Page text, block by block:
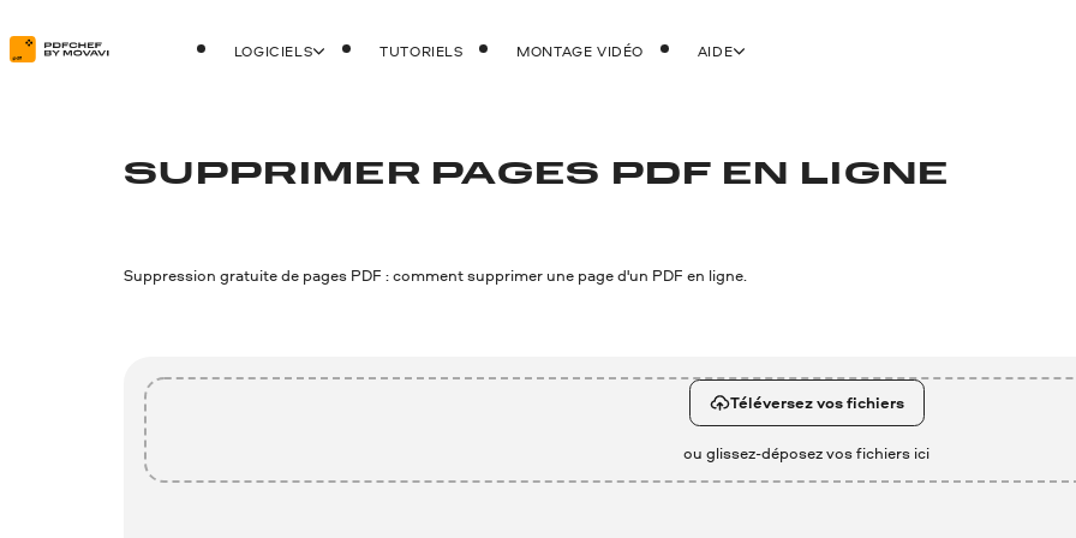
LOGICIELS TUTORIELS MONTAGE VIDÉO AIDE
SUPPRIMER PAGES PDF EN LIGNE
Suppression gratuite de pages PDF : comment supprimer une page d'un PDF en ligne.
Téléversez vos fichiers
ou glissez-déposez vos fichiers ici